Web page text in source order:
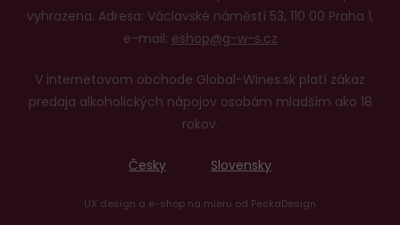
vyhrazena. Adresa: Václavské náměstí 53, 110 00 Praha 1,
e-mail: eshop@g-w-s.cz
V internetovom obchode Global-Wines.sk platí zákaz
predaja alkoholických nápojov osobám mladším ako 18
rokov.
Česky Slovensky
UX design a e-shop na mieru od PeckaDesign